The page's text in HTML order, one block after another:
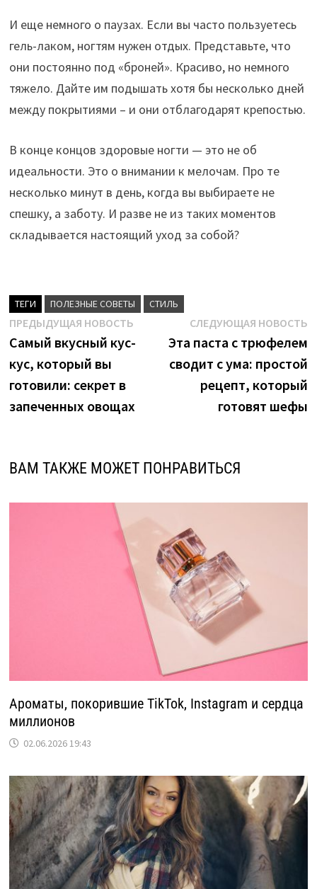
И еще немного о паузах. Если вы часто пользуетесь
гель-лаком, ногтям нужен отдых. Представьте, что
они постоянно под «броней». Красиво, но немного
тяжело. Дайте им подышать хотя бы несколько дней
между покрытиями – и они отблагодарят крепостью.
В конце концов здоровые ногти — это не об
идеальности. Это о внимании к мелочам. Про те
несколько минут в день, когда вы выбираете не
спешку, а заботу. И разве не из таких моментов
складывается настоящий уход за собой?
ТЕГИ ПОЛЕЗНЫЕ СОВЕТЫ СТИЛЬ
Навигация
по
записям
ПРЕДЫДУЩАЯ НОВОСТЬПредыдущая
новость:
Самый вкусный кус-
кус, который вы
готовили: секрет в
запеченных овощах
СЛЕДУЮЩАЯ НОВОСТЬ
Эта паста с трюфелем
сводит с ума: простой
рецепт, который
готовят шефы
ВАМ ТАКЖЕ МОЖЕТ ПОНРАВИТЬСЯ
Ароматы, покорившие TikTok, Instagram и сердца
миллионов
02.06.2026 19:43